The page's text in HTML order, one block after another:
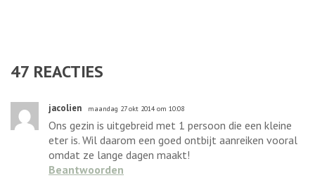
47 REACTIES
jacolien maandag 27 okt 2014 om 10:08
Ons gezin is uitgebreid met 1 persoon die een kleine
eter is. Wil daarom een goed ontbijt aanreiken vooral
omdat ze lange dagen maakt!
Beantwoorden